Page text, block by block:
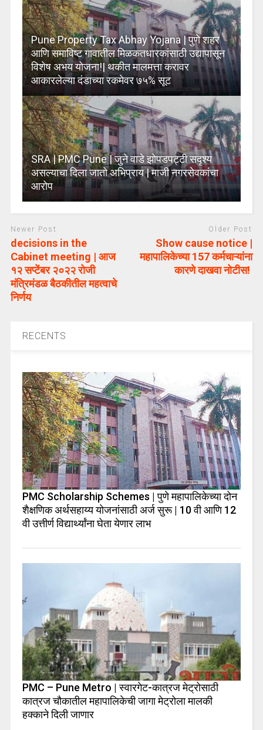
Pune Property Tax Abhay Yojana | पुणे शहर
आणि समाविष्ट गावातील मिळकतधारकांसाठी उद्यापासून
विशेष अभय योजना!| थकीत मालमत्ता करावर
आकारलेल्या दंडाच्या रकमेवर ७५% सूट
SRA | PMC Pune | जुने वाडे झोपडपट्टी सदृश्य
असल्याचा दिला जातो अभिप्राय | माजी नगरसेवकांचा
आरोप
Newer Post
decisions in the
Cabinet meeting | आज
१२ सप्टेंबर २०२२ रोजी
मंत्रिमंडळ बैठकीतील महत्वाचे
निर्णय
Older Post
Show cause notice |
महापालिकेच्या 157 कर्मचाऱ्यांना
कारणे दाखवा नोटीस!
RECENTS
PMC Scholarship Schemes | पुणे महापालिकेच्या दोन
शैक्षणिक अर्थसहाय्य योजनांसाठी अर्ज सुरू | 10 वी आणि 12
वी उत्तीर्ण विद्यार्थ्यांना घेता येणार लाभ
PMC – Pune Metro | स्वारगेट-कात्रज मेट्रोसाठी
कात्रज चौकातील महापालिकेची जागा मेट्रोला मालकी
हक्काने दिली जाणार